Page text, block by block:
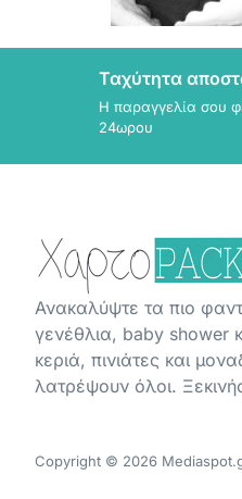
Ταχύτητα
Η παραγγελία σου
24ωρου
Ανακαλύψτε τα πιο
γενέθλια, baby shower
κεριά, πινιάτες και
λατρέψουν όλοι.
Copyright © 2026